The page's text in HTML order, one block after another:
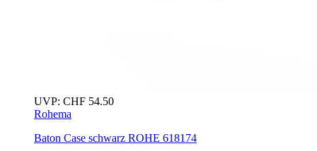
UVP: CHF 54.50
Rohema
Baton Case schwarz ROHE 618174